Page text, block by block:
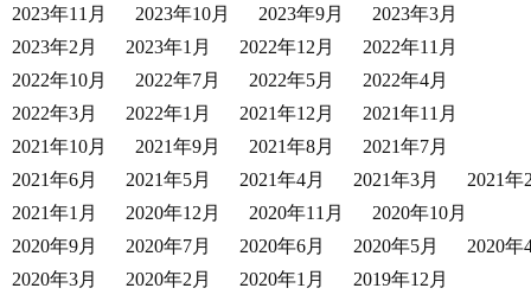
2023年11月
2023年10月 2023年9月
2023年3月
2023年2月
2023年1月 2022年12月
2022年11月
2022年10月
2022年7月 2022年5月
2022年4月
2022年3月
2022年1月 2021年12月
2021年11月
2021年10月
2021年9月 2021年8月
2021年7月
2021年6月
2021年5月 2021年4月 2021年3月
2021年
2021年1月
2020年12月 2020年11月
2020年10月
2020年9月
2020年7月 2020年6月 2020年5月
2020年
2020年3月
2020年2月 2020年1月
2019年12月